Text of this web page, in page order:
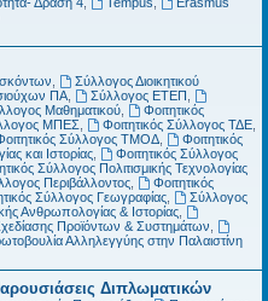
Σύλλογος Διοικητικού
ΠΑ, Σύλλογος ΕΤΕΠ
Μαθηματικού,
Φοιτητικός
ΜΠΕΣ Φοιτητικός Σύλλογος ΤΔΕ,
Σύλλογος ΤΜΟΔ,
Φοιτητικός
και Ιστορίας
Φοιτητικός Σύλλογος
Σύλλογος Πολιτισμικής Τεχνολογίας
Περιβάλλοντος,
Φοιτητικός
Σύλλογος Γεωγραφίας,
Σύλλογος
Ανθρωπολογίας & Ιστορίας
Προϊόντων & Συστημάτων
Αλληλεγγύης στην Παλαιστίνη
Διπλωματικών